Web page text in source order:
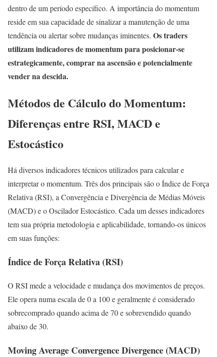
dentro de um período específico. A importância do momentum
reside em sua capacidade de sinalizar a manutenção de uma
tendência ou alertar sobre mudanças iminentes. Os traders
utilizam indicadores de momentum para posicionar-se
estrategicamente, comprar na ascensão e potencialmente
vender na descida.
Métodos de Cálculo do Momentum:
Diferenças entre RSI, MACD e
Estocástico
Há diversos indicadores técnicos utilizados para calcular e
interpretar o momentum. Três dos principais são o Índice de Força
Relativa (RSI), a Convergência e Divergência de Médias Móveis
(MACD) e o Oscilador Estocástico. Cada um desses indicadores
tem sua própria metodologia e aplicabilidade, tornando-os únicos
em suas funções:
Índice de Força Relativa (RSI)
O RSI mede a velocidade e mudança dos movimentos de preços.
Ele opera numa escala de 0 a 100 e geralmente é considerado
sobrecomprado quando acima de 70 e sobrevendido quando
abaixo de 30.
Moving Average Convergence Divergence (MACD)